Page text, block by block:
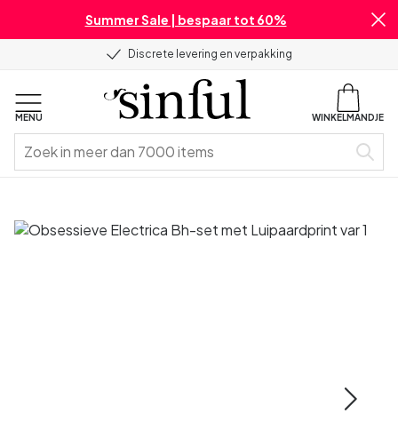
Summer Sale | bespaar tot 60%
Discrete levering en verpakking
MENU WINKELMANDJE